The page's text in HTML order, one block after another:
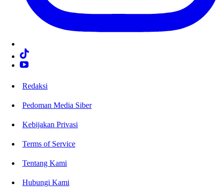
Redaksi
Pedoman Media Siber
Kebijakan Privasi
Terms of Service
Tentang Kami
Hubungi Kami